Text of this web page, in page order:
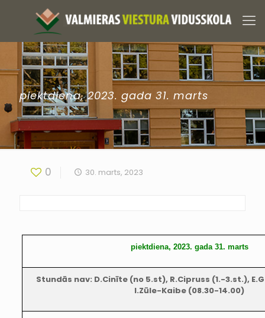
piektdiena, 2023. gada 31. marts
0 30. marts, 2023
piektdiena, 2023. gada 31. marts
Stundās nav: D.Cinīte (no 5.st), R.Cipruss (1.-3.st.),
I.Zūle-Kaibe (08.30-14.00)